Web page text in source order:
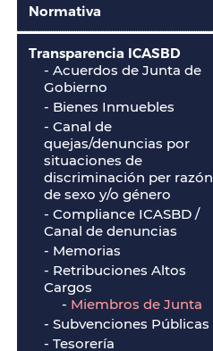
Normativa
Transparencia ICASBD
- Acuerdos de Junta de
Gobierno
- Bienes Inmuebles
- Canal de
quejas/denuncias por
situaciones de
discriminación per razón
de sexo y/o género
- Compliance ICASBD /
Canal de denuncias
- Memorias
- Retribuciones Altos
Cargos
- Miembros de Junta
- Subvenciones Públicas
- Tesorería